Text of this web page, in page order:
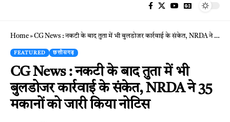
Home»CG News : नकटी के बाद तुता में भी बुलडोजर कार्रवाई के संकेत, NRDA ने 35 मकानों को जारी किया नोटिस
FEATURED छत्तीसगढ़
CG News : नकटी के बाद तुता में भी
बुलडोजर कार्रवाई के संकेत, NRDA ने 35
मकानों को जारी किया नोटिस